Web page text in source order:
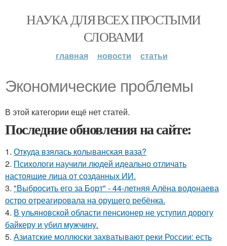
НАУКА ДЛЯ ВСЕХ ПРОСТЫМИ
СЛОВАМИ
главная новости статьи
Экономические проблемы
В этой категории ещё нет статей.
Последние обновления на сайте:
1. Откуда взялась колыванская ваза?
2. Психологи научили людей идеально отличать
настоящие лица от созданных ИИ.
3. "Выбросить его за Борт" - 44-летняя Алёна водонаева
остро отреагировала на орущего ребёнка.
4. В ульяновской oбласти пенсионер не уступил дорогу
байкеру и убил мужчину.
5. Азиатские моллюски захватывают реки России: есть